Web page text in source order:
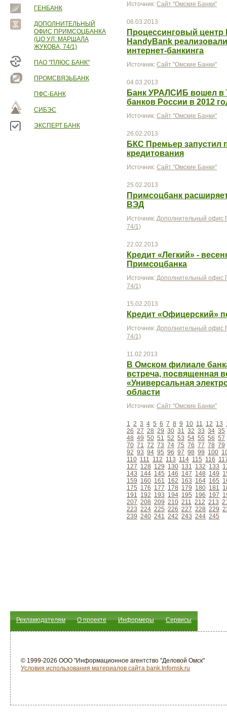
ГЕНБАНК
ДОПОЛНИТЕЛЬНЫЙ
ОФИС ПРИМСОЦБАНКА
(ЦО УЛ. МАРШАЛА
ЖУКОВА, 74/1)
ПАО "ПЛЮС БАНК"
ПРОМСВЯЗЬБАНК
ПФС-БАНК
СИБЭС
ЭКСПЕРТ БАНК
Источник: Сайт "Омские Банки"
06.03.2013
Процессинговый
HandyBank
интернет-банкинга
Источник: Сайт "Омские Банки"
04.03.2013
Банк УРАЛСИБ вошел в
банков России в 2012
Источник: Сайт "Омские Банки"
26.02.2013
БКС Премьер запустил
кредитования
Источник: Сайт "Омские Банки"
25.02.2013
Примсоцбанк
ВЭД
Источник: Дополнительный офис
74/1)
22.02.2013
Кредит «Легкий» -
Примсоцбанка
Источник: Дополнительный офис
74/1)
15.02.2013
Кредит «Офицерский»
Источник: Дополнительный офис
74/1)
11.02.2013
В Омском филиале
встреча, посвященная
«Универсальная
области
Источник: Сайт "Омские Банки"
1 2 3 4 5 6 7 8 9 10 11 12 13
26 27 28 29 30 31 32 33 34 35
48 49 50 51 52 53 54 55 56 57
70 71 72 73 74 75 76 77 78 79
92 93 94 95 96 97 98 99 100
110 111 112 113 114 115 116
127 128 129 130 131 132 133
143 144 145 146 147 148 149
159 160 161 162 163 164 165
175 176 177 178 179 180 181
191 192 193 194 195 196 197
207 208 209 210 211 212 213
223 224 225 226 227 228 229
239 240 241 242 243 244 245
Рекламодателям О проекте Информеры Сервисы
© 1999-2026 ООО "Информационное агентство "Деловой Омск"
Условия использования материалов сайта bank.Infomsk.ru